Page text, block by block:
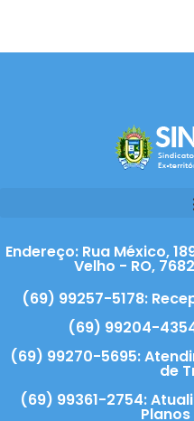
Endereço: Rua México,
Velho - RO,
(69) 99257-5178:
(69) 99204-
(69) 99270-5695:
de
(69) 99361-2754: